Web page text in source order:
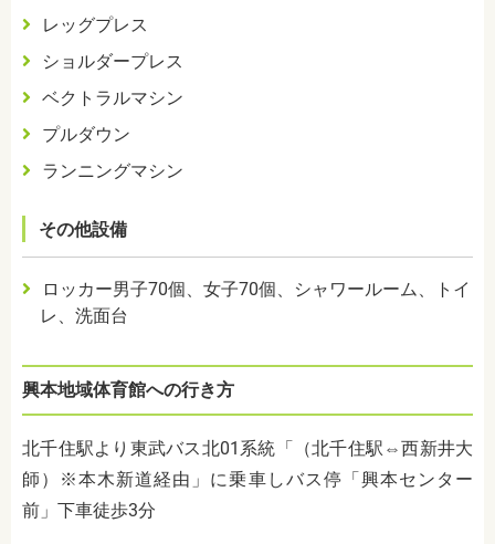
レッグプレス
ショルダープレス
ベクトラルマシン
プルダウン
ランニングマシン
その他設備
ロッカー男子70個、女子70個、シャワールーム、トイ
レ、洗面台
興本地域体育館への行き方
北千住駅より東武バス北01 系統「（北千住駅⇔西新井大
師）※本木新道経由」に乗車しバス停「興本センター
前」下車徒歩3分